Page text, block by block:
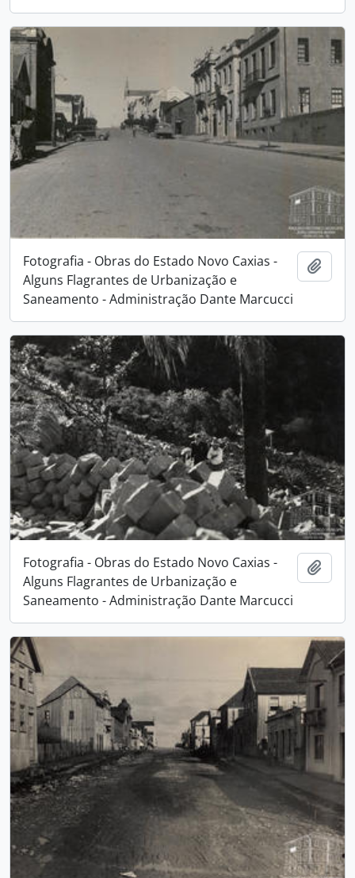
Fotografia - Obras do Estado Novo Caxias -
Alguns Flagrantes de Urbanização e
Saneamento - Administração Dante Marcucci
Fotografia - Obras do Estado Novo Caxias -
Alguns Flagrantes de Urbanização e
Saneamento - Administração Dante Marcucci